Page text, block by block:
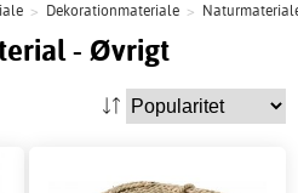
> Dekorationmateriale >
- Øvrigt